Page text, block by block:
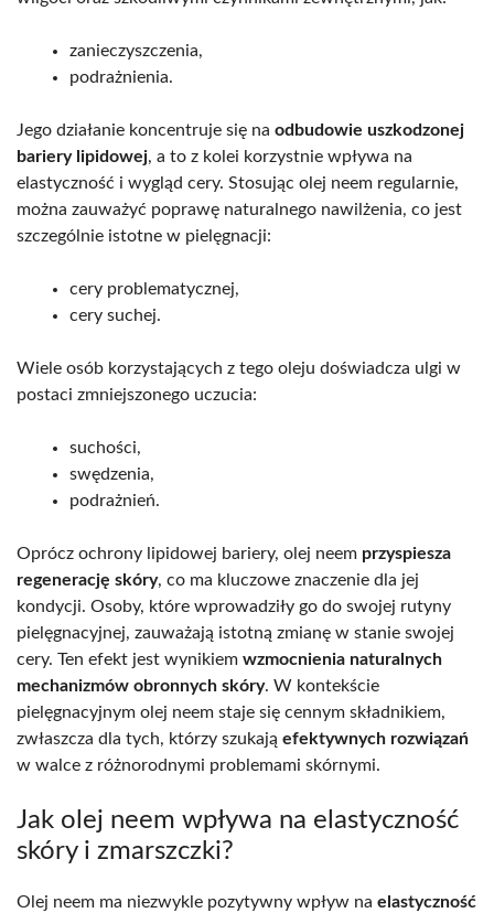
zanieczyszczenia,
podrażnienia.
Jego działanie koncentruje się na odbudowie uszkodzonej
bariery lipidowej, a to z kolei korzystnie wpływa na
elastyczność i wygląd cery. Stosując olej neem regularnie,
można zauważyć poprawę naturalnego nawilżenia, co jest
szczególnie istotne w pielęgnacji:
cery problematycznej,
cery suchej.
Wiele osób korzystających z tego oleju doświadcza ulgi w
postaci zmniejszonego uczucia:
suchości,
swędzenia,
podrażnień.
Oprócz ochrony lipidowej bariery, olej neem przyspiesza
regenerację skóry, co ma kluczowe znaczenie dla jej
kondycji. Osoby, które wprowadziły go do swojej rutyny
pielęgnacyjnej, zauważają istotną zmianę w stanie swojej
cery. Ten efekt jest wynikiem wzmocnienia naturalnych
mechanizmów obronnych skóry. W kontekście
pielęgnacyjnym olej neem staje się cennym składnikiem,
zwłaszcza dla tych, którzy szukają efektywnych rozwiązań
w walce z różnorodnymi problemami skórnymi.
Jak olej neem wpływa na elastyczność
skóry i zmarszczki?
Olej neem ma niezwykle pozytywny wpływ na elastyczność